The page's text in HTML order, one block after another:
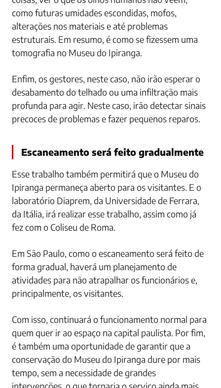
como futuras umidades escondidas, mofos,
alterações nos materiais e até problemas
estruturais. Em resumo, é como se fizessem uma
tomografia no Museu do Ipiranga.
Enfim, os gestores, neste caso, não irão esperar o
desabamento do telhado ou uma infiltração mais
profunda para agir. Neste caso, irão detectar sinais
precoces de problemas e fazer pequenos reparos.
Escaneamento será feito gradualmente
Esse trabalho também permitirá que o Museu do
Ipiranga permaneça aberto para os visitantes. E o
laboratório Diaprem, da Universidade de Ferrara,
da Itália, irá realizar esse trabalho, assim como já
fez com o Coliseu de Roma.
Em São Paulo, como o escaneamento será feito de
forma gradual, haverá um planejamento de
atividades para não atrapalhar os funcionários e,
principalmente, os visitantes.
Com isso, continuará o funcionamento normal para
quem quer ir ao espaço na capital paulista. Por fim,
é também uma oportunidade de garantir que a
conservação do Museu do Ipiranga dure por mais
tempo, sem a necessidade de grandes